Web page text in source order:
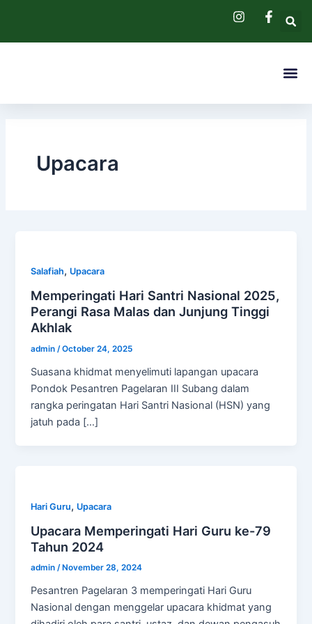
content
Upacara
Salafiah, Upacara
Memperingati Hari Santri Nasional 2025,
Perangi Rasa Malas dan Junjung Tinggi
Akhlak
admin/October 24, 2025
Suasana khidmat menyelimuti lapangan upacara
Pondok Pesantren Pagelaran III Subang dalam
rangka peringatan Hari Santri Nasional (HSN) yang
jatuh pada […]
Hari Guru, Upacara
Upacara Memperingati Hari Guru ke-79
Tahun 2024
admin/ November 28, 2024
Pesantren Pagelaran 3 memperingati Hari Guru
Nasional dengan menggelar upacara khidmat yang